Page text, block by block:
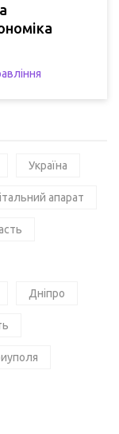
Україна
апарат
Дніпро